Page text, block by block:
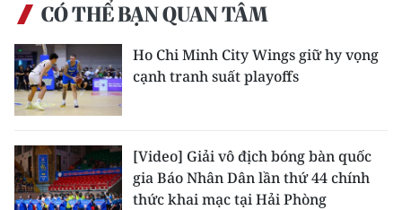
Đồng bằng sông Cửu Long
Chuyên trang Hà Nội
Chuyên trang TP. Hồ Chí Minh
CHUYÊN ĐỀ
CÁC CHUYÊN TRANG
CÓ THỂ BẠN QUAN TÂM
Ho Chi Minh City Wings giữ hy vọng
cạnh tranh suất playoffs
[Video] Giải vô địch bóng bàn quốc
gia Báo Nhân Dân lần thứ 44 chính
thức khai mạc tại Hải Phòng